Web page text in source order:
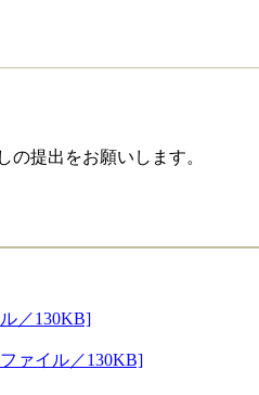
の提出をお願いします。
／130KB]
ァイル／130KB]